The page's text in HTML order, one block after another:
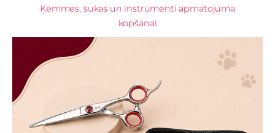
Ķemmes, sukas un instrumenti apmatojuma
kopšanai